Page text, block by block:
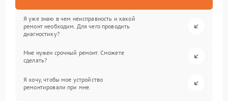
Я уже знаю в чем неисправность и какой
ремонт необходим. Для чего проводить
диагностику?
Мне нужен срочный ремонт. Сможете
сделать?
Я хочу, чтобы мое устройство
ремонтировали при мне.